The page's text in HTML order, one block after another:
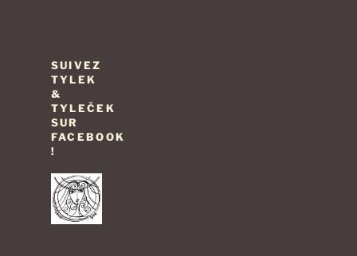
SUIVEZ
TYLEK
&
TYLEČEK
SUR
FACEBOOK
!